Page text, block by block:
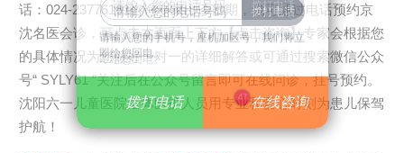
话：024-23776161咨询专家出诊日期，也可通过电话预约京
沈名医会诊，可点击本页面上下方【点击咨询】专家会根据您
的具体情况为您做好一对一的详细解答或可通过搜索微信公众
号“ SYLY61 ”关注后在公众号留言即可在线问诊，挂号预约。
沈阳六一儿童医院全体医护人员用专业和爱心时刻为患儿保驾
护航！
请输入您的手机号，座机加区号，我们将立
即给您回电。
拨打电话 47 在线咨询
请输入您的手机号，座机加区号，我们将立
即给您回电。
拨打电话 在线咨询